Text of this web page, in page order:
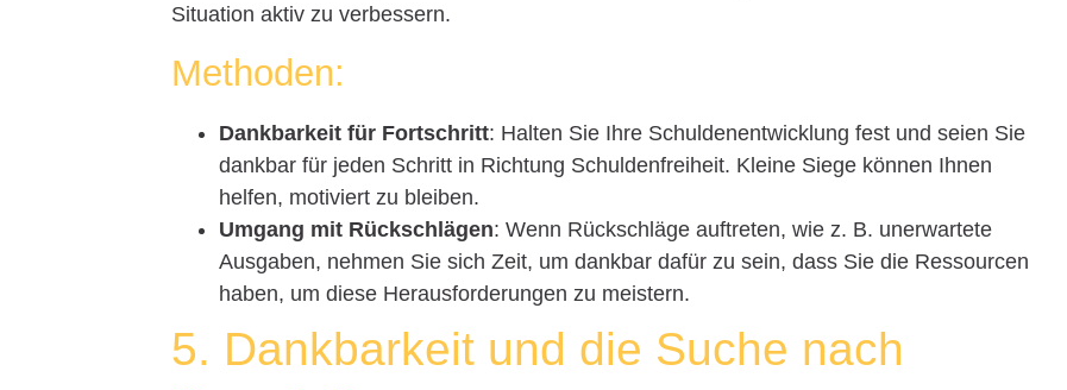
Situation aktiv zu verbessern.
Methoden:
Dankbarkeit für Fortschritt: Halten Sie Ihre Schuldenentwicklung fest und seien Sie
dankbar für jeden Schritt in Richtung Schuldenfreiheit. Kleine Siege können Ihnen
helfen, motiviert zu bleiben.
Umgang mit Rückschlägen: Wenn Rückschläge auftreten, wie z. B. unerwartete
Ausgaben, nehmen Sie sich Zeit, um dankbar dafür zu sein, dass Sie die Ressourcen
haben, um diese Herausforderungen zu meistern.
5. Dankbarkeit und die Suche nach